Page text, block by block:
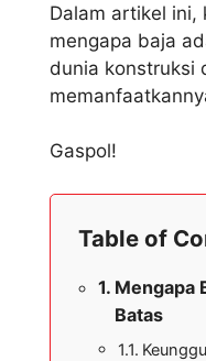
Dalam artikel ini,
mengapa baja
dunia konstruksi
Gaspol!
Table of
Mengapa
Batas